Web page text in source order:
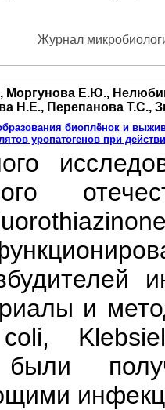
Журнал
Моргунова Е.Ю.,
Н.Е., Перепанова Т.С.,
биоплёнок и
уропатогенов при
и
были